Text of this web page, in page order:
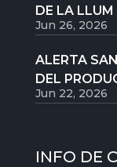
DE LA LLUM
Jun 26, 2026
ALERTA
DEL
Jun 22, 2026
INFO DE